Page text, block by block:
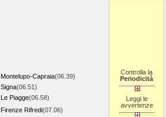
Montelupo-Capraia(06.39)
Signa(06.51)
Le Piagge(06.58)
Firenze Rifredi(07.06)
Controlla la
Periodicità
Leggi le
avvertenze